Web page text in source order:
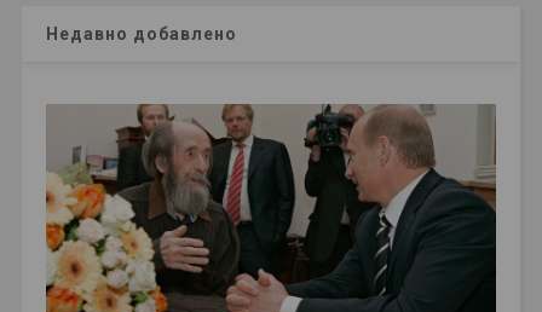
Недавно добавлено